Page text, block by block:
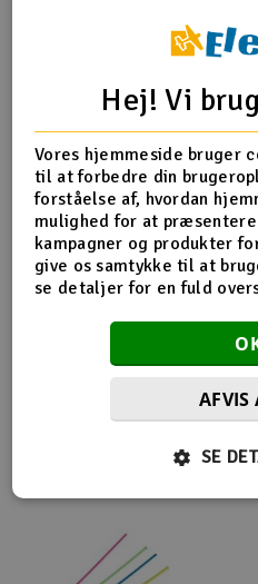
Radio udstyr
Raketter
Scooter & elkøretøj
Slot racing
Smarthjem, leg og
Solenergi
Produktinfo Tip din ven
Produkt
Hitec antennekabel std (til
Normal RX rød antenne til
Flere så
Hej! Vi
Vores hjemmeside bruger
til at forbedre din
forståelse af, hvordan
mulighed for at præsentere
kampagner og produkter
give os samtykke til at
se detaljer for en fuld
AFVIS
SE